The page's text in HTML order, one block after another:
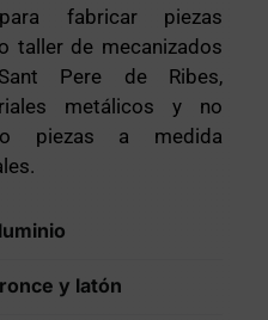
fabricar piezas
taller de mecanizados
Pere de Ribes,
metálicos y no
piezas a medida
y latón